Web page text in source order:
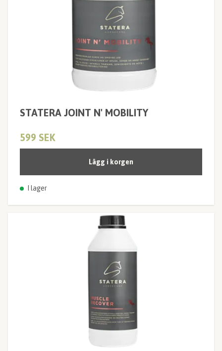
STATERA JOINT N' MOBILITY
599 SEK
Lägg i korgen
I lager